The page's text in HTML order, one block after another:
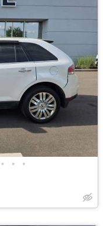
• • •